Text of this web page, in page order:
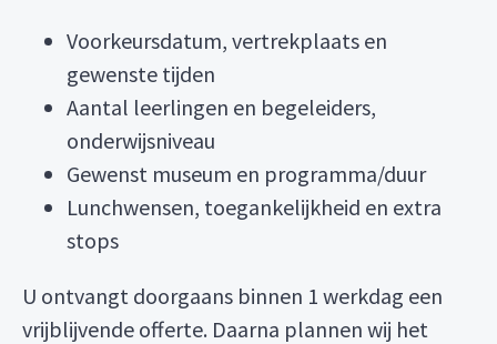
Voorkeursdatum, vertrekplaats en
gewenste tijden
Aantal leerlingen en begeleiders,
onderwijsniveau
Gewenst museum en programma/duur
Lunchwensen, toegankelijkheid en extra
stops
U ontvangt doorgaans binnen 1 werkdag een
vrijblijvende offerte. Daarna plannen wij het